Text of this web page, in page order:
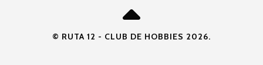
© RUTA 12 - CLUB DE HOBBIES 2026.